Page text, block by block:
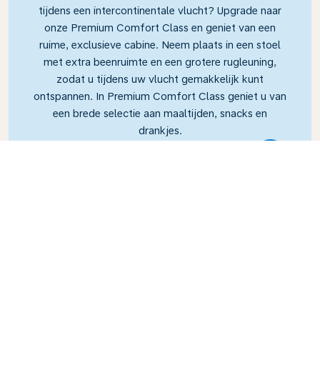
tijdens een intercontinentale vlucht? Upgrade naar
onze Premium Comfort Class en geniet van een
ruime, exclusieve cabine. Neem plaats in een stoel
met extra beenruimte en een grotere rugleuning,
zodat u tijdens uw vlucht gemakkelijk kunt
ontspannen. In Premium Comfort Class geniet u van
een brede selectie aan maaltijden, snacks en
drankjes.